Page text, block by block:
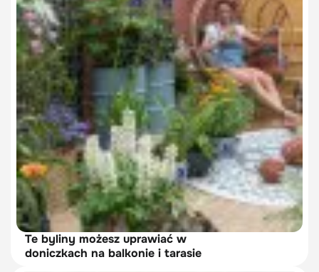
Te byliny możesz uprawiać w
doniczkach na balkonie i tarasie